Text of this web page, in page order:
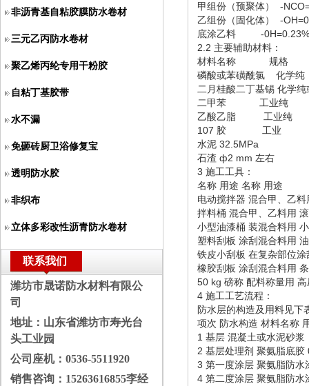
非沥青基自粘胶膜防水卷材
三元乙丙防水卷材
聚乙烯丙纶专用干粉胶
自粘丁基胶带
水不漏
免砸砖厨卫浴修复宝
透明防水胶
非织布
立体多彩改性沥青防水卷材
联系我们
潍坊市晟诺防水材料有限公
司
地址：山东省潍坊市寿光台
头工业园
公司座机： 0536-5511920
销售咨询： 15263616855李经
甲组份（预聚体） -
乙组份（固化体） -
底涂乙料 -0H=0.23%
2.2 主要辅助材料：
材料名称 规
磷酸或苯磺酰氯 化
二月桂酸二丁基锡 化学
二甲苯 工业纯
乙酸乙脂 工业纯
107 胶 工业 修
水泥 32.5MPa
石渣 ф2 mm 左右
3 施工工具：
名称 用途 名称 用途
电动搅拌器 混合甲、乙
拌料桶 混合甲、乙料用
小型油漆桶 装混合料用
塑料刮板 涂刮混合料用
铁皮小刮板 在复杂部位
橡胶刮板 涂刮混合料用
50 kg 磅称 配料称量用
4 施工工艺流程：
防水层的构造及用料见下
项次 防水构造 材料名称
1 基层 混凝土或水泥砂浆
2 基层处理剂 聚氨脂底胶
3 第一度涂层 聚氨脂防水
4 第二度涂层 聚氨脂防水